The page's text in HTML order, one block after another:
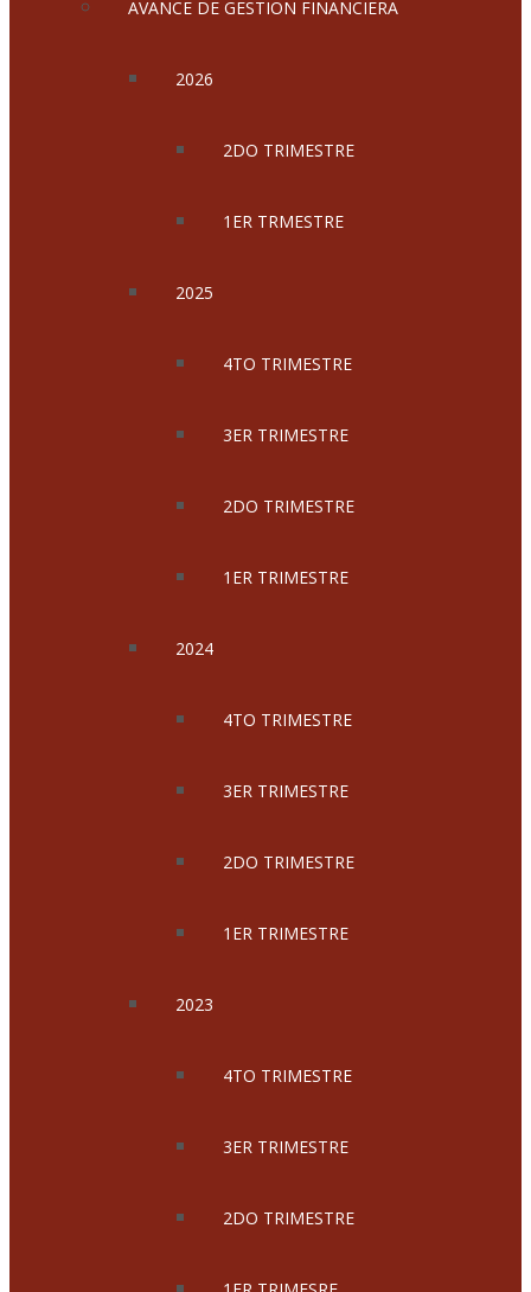
AVANCE DE GESTION FINANCIERA
2026
2DO TRIMESTRE
1ER TRMESTRE
2025
4TO TRIMESTRE
3ER TRIMESTRE
2DO TRIMESTRE
1ER TRIMESTRE
2024
4TO TRIMESTRE
3ER TRIMESTRE
2DO TRIMESTRE
1ER TRIMESTRE
2023
4TO TRIMESTRE
3ER TRIMESTRE
2DO TRIMESTRE